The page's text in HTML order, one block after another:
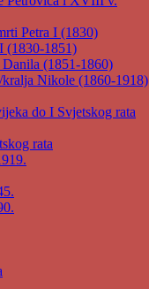
Petra I (1830)
(1830-1851)
(1851-1860)
Nikole (1860-1918)
do I Svjetskog rata
rata